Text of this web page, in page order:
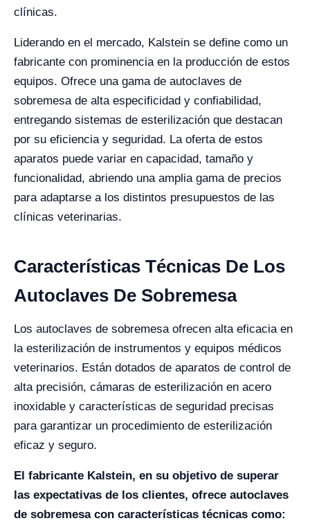
clínicas.
Liderando en el mercado, Kalstein se define como un
fabricante con prominencia en la producción de estos
equipos. Ofrece una gama de autoclaves de
sobremesa de alta especificidad y confiabilidad,
entregando sistemas de esterilización que destacan
por su eficiencia y seguridad. La oferta de estos
aparatos puede variar en capacidad, tamaño y
funcionalidad, abriendo una amplia gama de precios
para adaptarse a los distintos presupuestos de las
clínicas veterinarias.
Características Técnicas De Los
Autoclaves De Sobremesa
Los autoclaves de sobremesa ofrecen alta eficacia en
la esterilización de instrumentos y equipos médicos
veterinarios. Están dotados de aparatos de control de
alta precisión, cámaras de esterilización en acero
inoxidable y características de seguridad precisas
para garantizar un procedimiento de esterilización
eficaz y seguro.
El fabricante Kalstein, en su objetivo de superar
las expectativas de los clientes, ofrece autoclaves
de sobremesa con características técnicas como: